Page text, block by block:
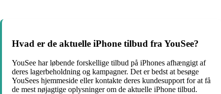
Hvad er de aktuelle iPhone tilbud fra YouSee?
YouSee har løbende forskellige tilbud på iPhones afhængigt af
deres lagerbeholdning og kampagner. Det er bedst at besøge
YouSees hjemmeside eller kontakte deres kundesupport for at få
de mest nøjagtige oplysninger om de aktuelle iPhone tilbud.